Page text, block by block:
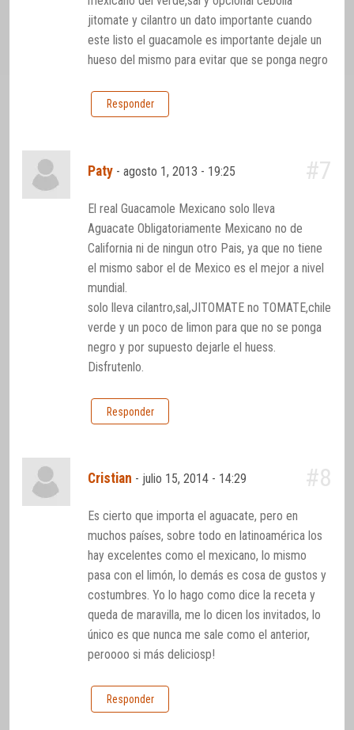
jitomate y cilantro un dato importante cuando
este listo el guacamole es importante dejale un
hueso del mismo para evitar que se ponga negro
Responder
Paty -agosto 1, 2013 - 19:25 #7
El real Guacamole Mexicano solo lleva
Aguacate Obligatoriamente Mexicano no de
California ni de ningun otro Pais, ya que no tiene
el mismo sabor el de Mexico es el mejor a nivel
mundial.
solo lleva cilantro,sal,JITOMATE no TOMATE,chile
verde y un poco de limon para que no se ponga
negro y por supuesto dejarle el huess.
Disfrutenlo.
Responder
Cristian - julio 15, 2014 - 14:29 #8
Es cierto que importa el aguacate, pero en
muchos países, sobre todo en latinoamérica los
hay excelentes como el mexicano, lo mismo
pasa con el limón, lo demás es cosa de gustos y
costumbres. Yo lo hago como dice la receta y
queda de maravilla, me lo dicen los invitados, lo
único es que nunca me sale como el anterior,
peroooo si más deliciosp!
Responder